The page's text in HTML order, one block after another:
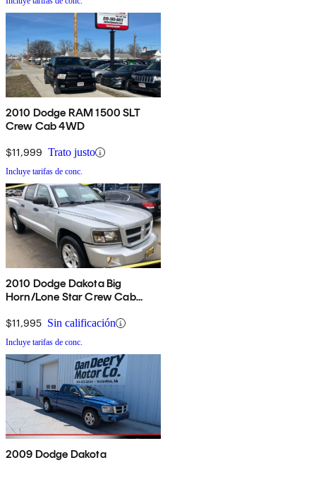
2010 Dodge RAM 1500 SLT
Crew Cab 4WD
$11,999 Trato justo
Incluye tarifas de conc.
2010 Dodge Dakota Big
Horn/Lone Star Crew Cab
$11,995 Sin calificación
Incluye tarifas de conc.
2009 Dodge Dakota